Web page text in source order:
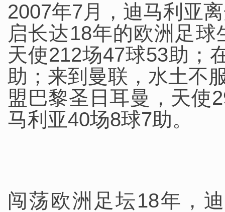
2007年7月，迪马利亚
启长达18年的欧洲足
天使212场47球53助；
助；来到曼联，水土不
盟巴黎圣日耳曼，天使
马利亚40场8球7助。
闯荡欧洲足坛18年，